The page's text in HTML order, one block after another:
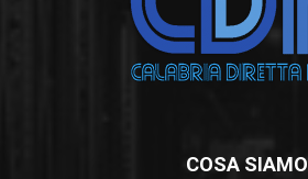
COSA SIAMO